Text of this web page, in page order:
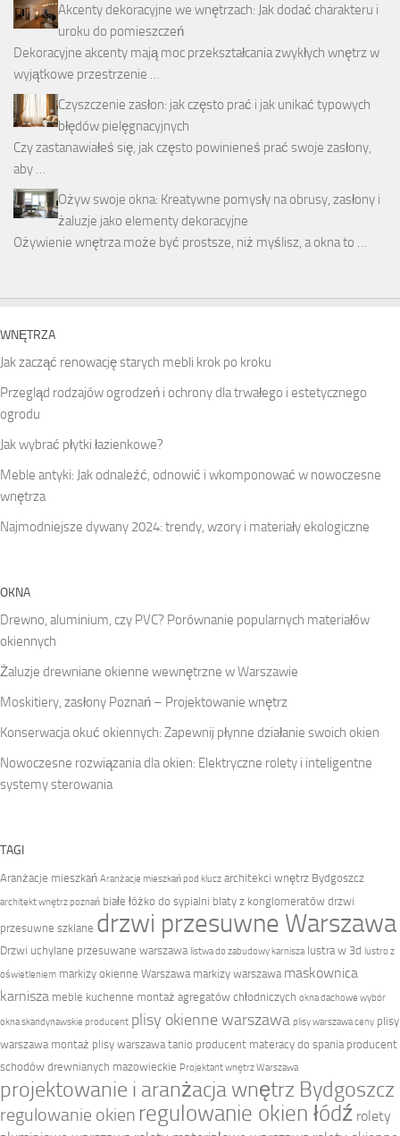
Akcenty dekoracyjne we wnętrzach: Jak dodać charakteru i
uroku do pomieszczeń
Dekoracyjne akcenty mają moc przekształcania zwykłych wnętrz w
wyjątkowe przestrzenie …
Czyszczenie zasłon: jak często prać i jak unikać typowych
błędów pielęgnacyjnych
Czy zastanawiałeś się, jak często powinieneś prać swoje zasłony,
aby …
Ożyw swoje okna: Kreatywne pomysły na obrusy, zasłony i
żaluzje jako elementy dekoracyjne
Ożywienie wnętrza może być prostsze, niż myślisz, a okna to …
WNĘTRZA
Jak zacząć renowację starych mebli krok po kroku
Przegląd rodzajów ogrodzeń i ochrony dla trwałego i estetycznego
ogrodu
Jak wybrać płytki łazienkowe?
Meble antyki: Jak odnaleźć, odnowić i wkomponować w nowoczesne
wnętrza
Najmodniejsze dywany 2024: trendy, wzory i materiały ekologiczne
OKNA
Drewno, aluminium, czy PVC? Porównanie popularnych materiałów
okiennych
Żaluzje drewniane okienne wewnętrzne w Warszawie
Moskitiery, zasłony Poznań – Projektowanie wnętrz
Konserwacja okuć okiennych: Zapewnij płynne działanie swoich okien
Nowoczesne rozwiązania dla okien: Elektryczne rolety i inteligentne
systemy sterowania
TAGI
Aranżacje mieszkań Aranżacje mieszkań pod klucz architekci wnętrz Bydgoszcz
architekt wnętrz poznań białe łóżko do sypialni blaty z konglomeratów drzwi
przesuwne szklane drzwi przesuwne Warszawa
Drzwi uchylane przesuwane warszawa listwa do zabudowy karnisza lustra w 3d lustro z
oświetleniem markizy okienne Warszawa markizy warszawa maskownica
karnisza meble kuchenne montaż agregatów chłodniczych okna dachowe wybór
okna skandynawskie producent plisy okienne warszawa plisy warszawa ceny plisy
warszawa montaż plisy warszawa tanio producent materacy do spania producent
schodów drewnianych mazowieckie Projektant wnętrz Warszawa
projektowanie i aranżacja wnętrz Bydgoszcz
regulowanie okien regulowanie okien łódź rolety